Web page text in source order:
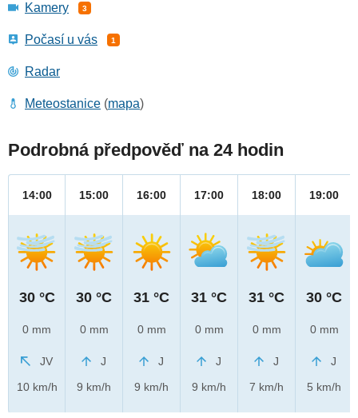
Kamery 3
Počasí u vás 1
Radar
Meteostanice (mapa)
Podrobná předpověď na 24 hodin
14:00
30 °C
0 mm
JV
10 km/h
15:00
30 °C
0 mm
J
9 km/h
16:00
31 °C
0 mm
J
9 km/h
17:00
31 °C
0 mm
J
9 km/h
18:00
31 °C
0 mm
J
7 km/h
19:00
30 °C
0 mm
J
5 km/h